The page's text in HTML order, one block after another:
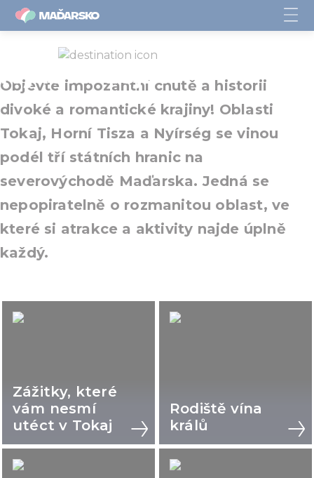
K jádru dějin
Objevte impozantní chutě a historii
divoké a romantické krajiny! Oblasti
Tokaj, Horní Tisza a Nyírség se vinou
podél tří státních hranic na
severovýchodě Maďarska. Jedná se
nepopiratelně o rozmanitou oblast, ve
které si atrakce a aktivity najde úplně
každý.
Zážitky, které
vám nesmí
utéct v Tokaj
Rodiště vína
králů